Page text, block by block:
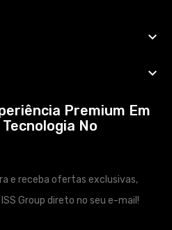


Premium Em
No
e receba ofertas exclusivas,
Group direto no seu e-mail!